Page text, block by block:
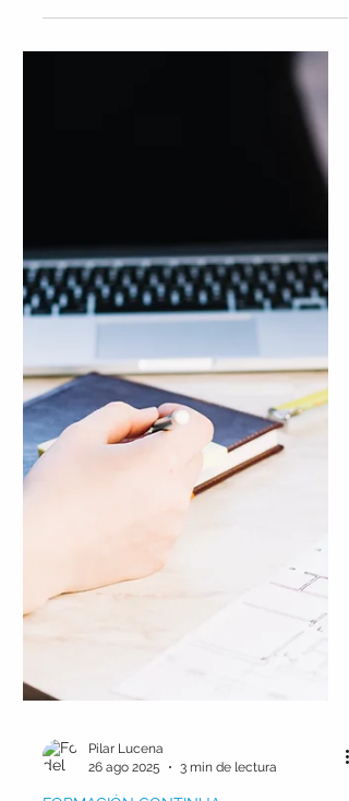
Octubre ya está acá y con él comienza el
terminar el año agotados o cerrar con la
nueva nota, te cuento cómo aprovechar
este trimestre final con foco e intención.